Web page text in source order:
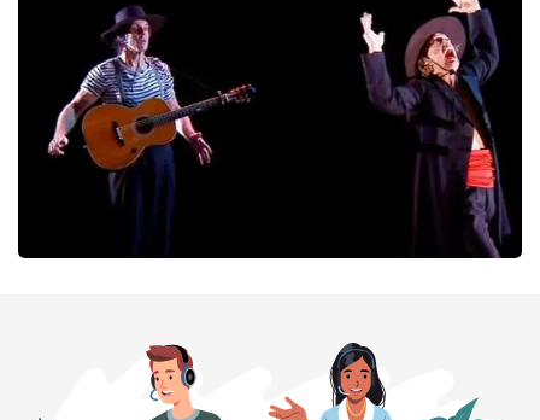
200laatste 30 minuten
BESTEL NU
BESTEL NU